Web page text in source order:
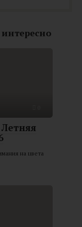
на цвета